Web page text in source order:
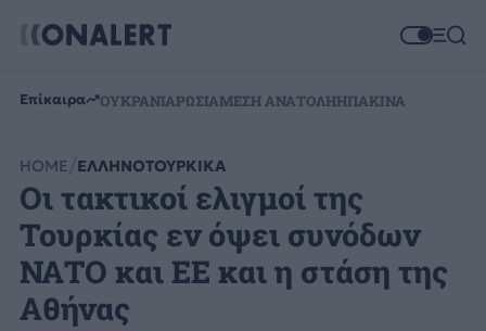
Επίκαιρα ΟΥΚΡΑΝΙΑΡΩΣΙΑΜΕΣΗ ΑΝΑΤΟΛΗΗΠΑΚΙΝΑ
HOME ΕΛΛΗΝΟΤΟΥΡΚΙΚΑ
Οι τακτικοί ελιγμοί της
Τουρκίας εν όψει συνόδων
ΝΑΤΟ και ΕΕ και η στάση της
Αθήνας